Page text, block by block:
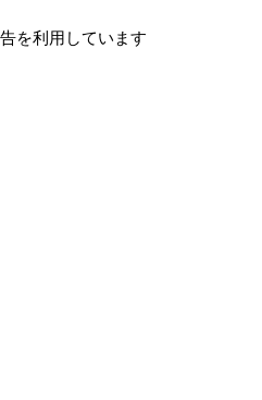
を利用しています